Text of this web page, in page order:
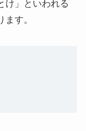
け」といわれる
す。